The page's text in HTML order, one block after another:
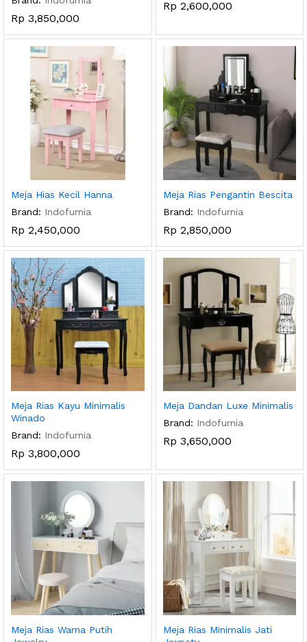
Rp 3,850,000
Rp 2,600,000
Meja Hias Kecil Hanna
Brand: Indofurnia
Rp 2,450,000
Meja Rias Pengantin Bescita
Brand: Indofurnia
Rp 2,850,000
Meja Rias Kayu Minimalis
Winado
Brand: Indofurnia
Rp 3,800,000
Meja Dandan Luxe Minimalis
Brand: Indofurnia
Rp 3,650,000
Meja Rias Warna Putih
Meja Rias Minimalis Jati